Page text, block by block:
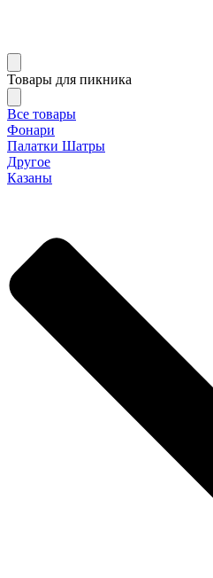
Товары для пикника
Все товары
Фонари
Палатки Шатры
Другое
Казаны